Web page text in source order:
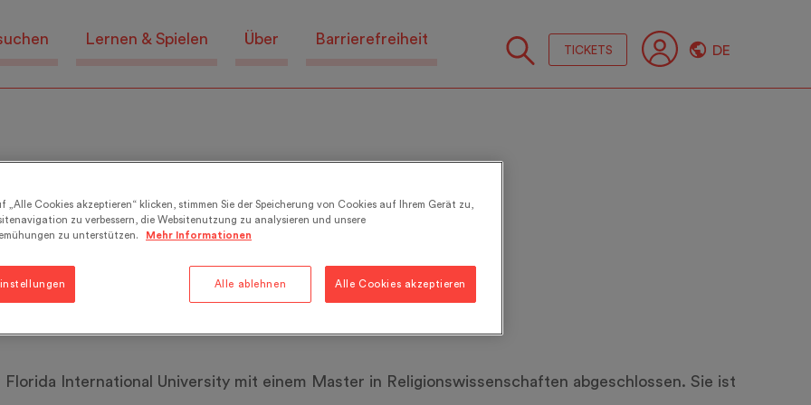
Lernen & Spielen Über Barrierefreiheit
TICKETS DE
International University mit einem Master in Religionswissenschaften abgeschlossen. Sie ist
„Alle Cookies akzeptieren“ klicken, stimmen Sie der Speicherung von Cookies auf Ihrem Gerät zu,
zu verbessern, die Websitenutzung zu analysieren und unsere
zu unterstützen.
Mehr Informationen
Alle ablehnen Alle Cookies akzeptieren